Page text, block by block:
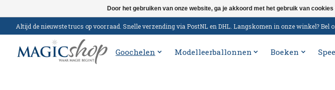
Altijd de nieuwste trucs op voorraad. Snelle verzending via PostNL en DHL. Langskomen in onze winkel? Bel
Goochelen Modelleerballonnen Boeken
Door het gebruiken van onze website, ga je akkoord met het gebruik van